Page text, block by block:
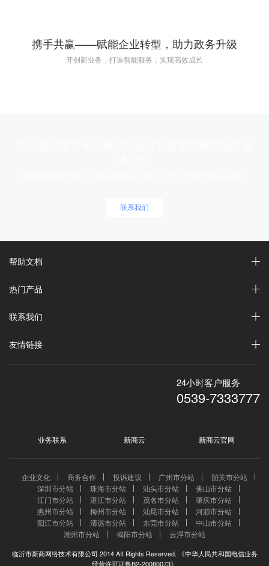
携手共赢——赋能企业转型，助力政务升级
开创新业务，打造智能服务，实现高效成长
联系我们
帮助文档
热门产品
联系我们
友情链接
24小时客户服务
0539-7333777
业务联系 新商云 新商云官网
企业文化 商务合作 投诉建议 广州市分站
韶关市分站
深圳市分站
珠海市分站 汕头市分站
佛山市分站
江门市分站
湛江市分站 茂名市分站
肇庆市分站
惠州市分站
梅州市分站 汕尾市分站
河源市分站
阳江市分站
清远市分站 东莞市分站
中山市分站
潮州市分站
揭阳市分站 云浮市分站
临沂市新商网络技术有限公司 2014 AII Rights Reserved. 《中华人民共和国电信业务
经营许可证鲁B2-20080073》